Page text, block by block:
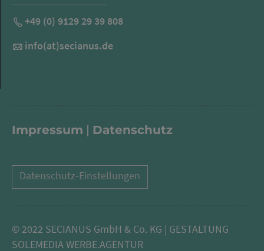
+49 (0) 9129 29 39 808
info(at)secianus.de
Impressum | Datenschutz
Datenschutz-Einstellungen
© 2022 SECIANUS GmbH & Co. KG | GESTALTUNG
SOLEMEDIA WERBE.AGENTUR